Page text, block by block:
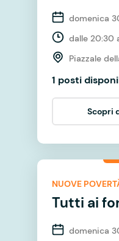
domenica
dalle 20:30
Piazzale
1 posti
Scopri
NUOVE
Tutti ai
domenica